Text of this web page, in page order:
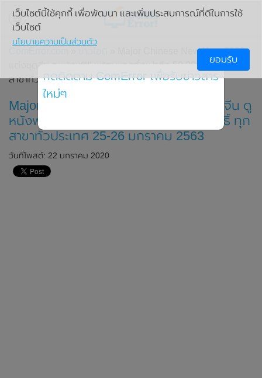
» Major Chinese New Year 2020
แต่งชุดจีน ดูหนังฟรี!! พร้อมแจกอั่งเปาถึง 50,000 สิทธิ์ ทุก
สาขาทั่วประเทศ 25-26 มกราคม 2563
Major Chinese New Year 2020 แต่งชุดจีน ดู
หนังฟรี!! พร้อมแจกอั่งเปาถึง 50,000 สิทธิ์ ทุก
สาขาทั่วประเทศ 25-26 มกราคม 2563
วันที่โพสต์: 22 มกราคม 2020
เว็บไซต์นี้ใช้คุกกี้ เพื่อพัฒนา และเพิ่มประสบการณ์ที่ดีในการใช้
เว็บไซต์
นโยบายความเป็นส่วนตัว
ยอมรับ
กดติดตาม ComError เพื่อรับข่าวสาร
ใหม่ๆ